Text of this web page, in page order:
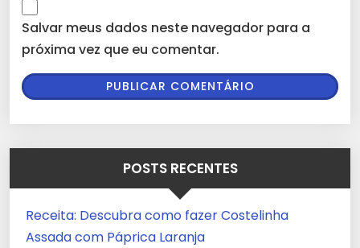
Salvar meus dados neste navegador para a
próxima vez que eu comentar.
POSTS RECENTES
Receita: Descubra como fazer Costelinha
Assada com Páprica Laranja